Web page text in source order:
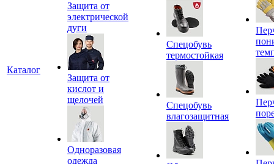
Каталог
Защита от
электрической
дуги
Защита от
кислот и
щелочей
Одноразовая
одежда
Спецобувь
термостойкая
Спецобувь
влагозащитная